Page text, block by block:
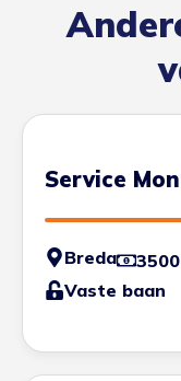
Service
Breda
Vaste baan